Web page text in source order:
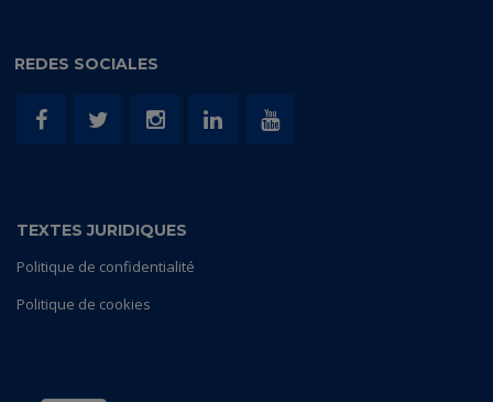
REDES SOCIALES
TEXTES JURIDIQUES
Politique de confidentialité
Politique de cookies